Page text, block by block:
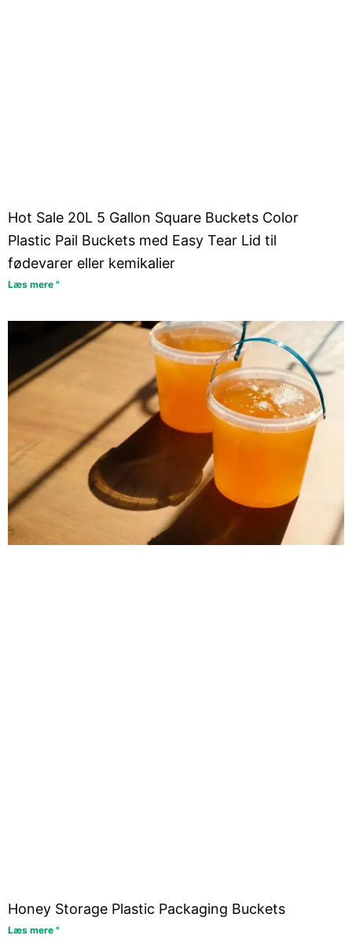
Hot Sale 20L 5 Gallon Square Buckets Color
Plastic Pail Buckets med Easy Tear Lid til
fødevarer eller kemikalier
Læs mere "
Honey Storage Plastic Packaging Buckets
Læs mere "